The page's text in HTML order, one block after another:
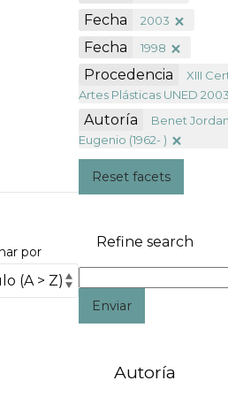
por
Fecha
2003
Fecha 1998
Procedencia
XIII
Artes Plásticas UNED 2003
Autoría
Benet
Eugenio (1962- )
Reset facets
Refine search
Enviar
Autoría